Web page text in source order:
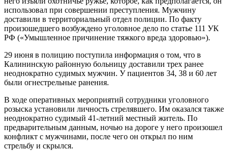
использовал при совершении преступления. Мужчину
доставили в территориальный отдел полиции. По факту
произошедшего возбуждено уголовное дело по статье 111 УК
РФ («Умышленное причинение тяжкого вреда здоровью»).
29 июня в полицию поступила информация о том, что в
Калининскую районную больницу доставили трех ранее
неоднократно судимых мужчин. У пациентов 34, 38 и 60 лет
были огнестрельные ранения.
В ходе оперативных мероприятий сотрудники уголовного
розыска установили личность стрелявшего. Им оказался также
неоднократно судимый 41-летний местный житель. По
предварительным данным, ночью на дороге у него произошел
конфликт с мужчинами, после чего он открыл по ним
стрельбу и скрылся.